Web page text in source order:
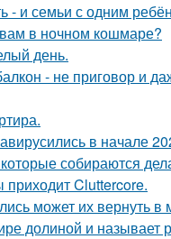
и семьи с одним
вам в ночном кошмаре?
день.
- не приговор и
в начале
собираются
Cluttercore.
может их вернуть в
долиной и называет